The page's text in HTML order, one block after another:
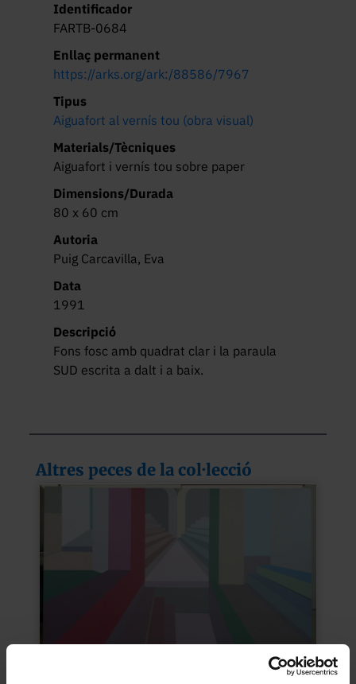
Identificador
FARTB-0684
Enllaç permanent
https://arks.org/ark:/88586/7967
Tipus
Aiguafort al vernís tou (obra visual)
Materials/Tècniques
Aiguafort i vernís tou sobre paper
Dimensions/Durada
80 x 60 cm
Autoria
Puig Carcavilla, Eva
Data
1991
Descripció
Fons fosc amb quadrat clar i la paraula
SUD escrita a dalt i a baix.
Altres peces de la col·lecció